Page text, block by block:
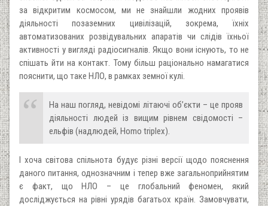
за відкритим космосом, ми не знайшли жодних проявів
діяльності позаземних цивілізацій, зокрема, їхніх
автоматизованих розвідувальних апаратів чи слідів їхньої
активності у вигляді радіосигналів. Якщо вони існують, то не
спішать йти на контакт. Тому більш раціонально намагатися
пояснити, що таке НЛО, в рамках земної кулі.
На наш погляд, невідомі літаючі об’єкти – це прояв
діяльності людей із вищим рівнем свідомості –
ельфів (надлюдей, Homo triplex).
І хоча світова спільнота будує різні версії щодо пояснення
даного питання, однозначним і тепер вже загальноприйнятим
є факт, що НЛО – це глобальний феномен, який
досліджується на рівні урядів багатьох країн. Замовчувати,